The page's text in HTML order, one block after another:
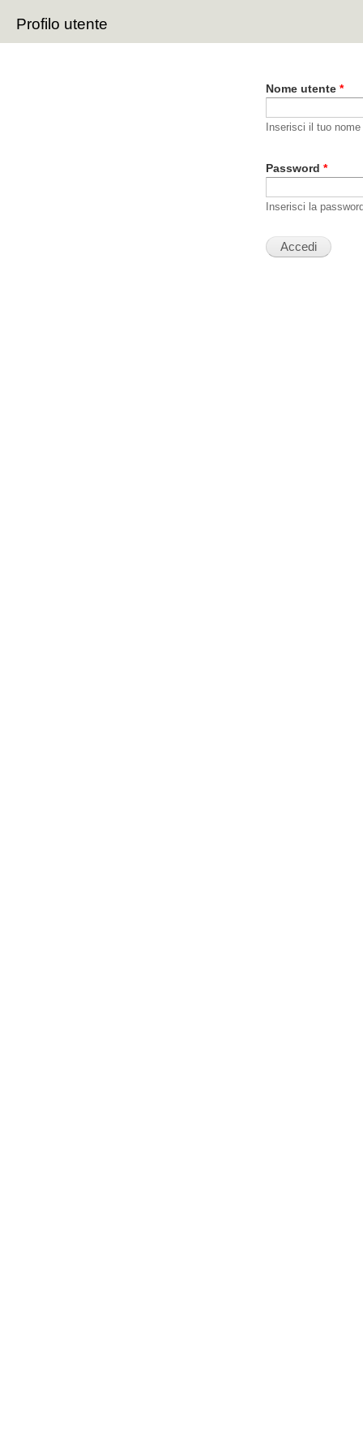
Profilo utente
Schede primarie
Nome utente *
Inserisci il tuo
Password *
Inserisci la